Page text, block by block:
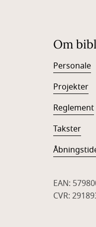
Om
Personale
Projekter
Reglement
Takster
EAN:
CVR: